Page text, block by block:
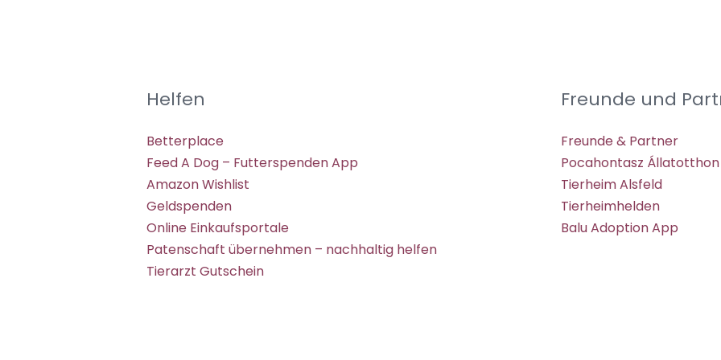
Helfen
Betterplace
Feed A Dog – Futterspenden App
Amazon Wishlist
Geldspenden
Online Einkaufsportale
Patenschaft übernehmen – nachhaltig helfen
Tierarzt Gutschein
Freunde und
Freunde & Partner
Pocahontasz Állatotthon
Tierheim Alsfeld
Tierheimhelden
Balu Adoption App